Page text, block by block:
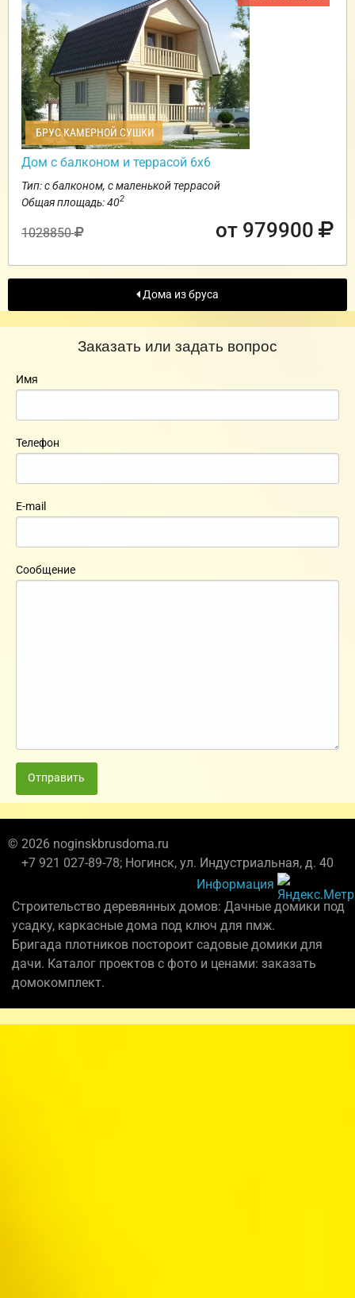
БРУС КАМЕРНОЙ СУШКИ
Дом с балконом и террасой 6х6
Тип: с балконом, с маленькой террасой
Общая площадь: 402
1028850 от 979900
Дома из бруса
Заказать или задать вопрос
Имя
Телефон
E-mail
Сообщение
Отправить
© 2026 noginskbrusdoma.ru
+7 921 027-89-78; Ногинск, ул. Индустриальная, д. 40
Информация
Строительство деревянных домов: Дачные домики под
усадку, каркасные дома под ключ для пмж.
Бригада плотников постороит садовые домики для
дачи. Каталог проектов с фото и ценами: заказать
домокомплект.